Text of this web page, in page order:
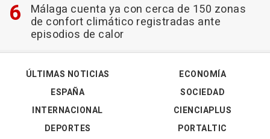
Málaga cuenta ya con cerca de 150 zonas
de confort climático registradas ante
episodios de calor
ÚLTIMAS NOTICIAS
ESPAÑA
INTERNACIONAL
DEPORTES
ECONOMÍA
SOCIEDAD
CIENCIAPLUS
PORTALTIC